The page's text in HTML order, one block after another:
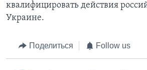
квалифицировать действия
Украине.
Поделиться Follow us